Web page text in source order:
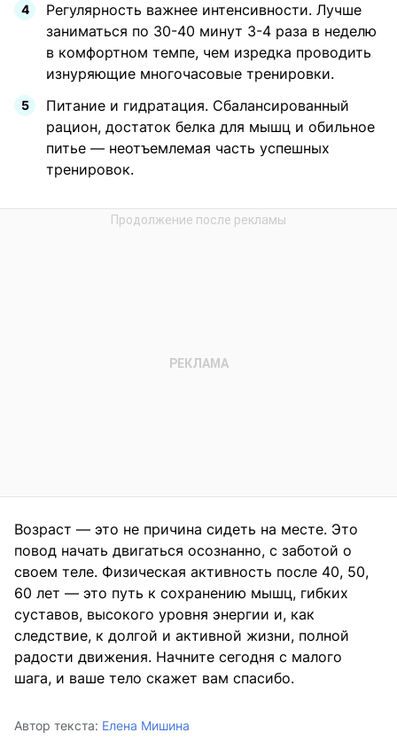
Регулярность важнее интенсивности. Лучше
заниматься по 30-40 минут 3-4 раза в неделю
в комфортном темпе, чем изредка проводить
изнуряющие многочасовые тренировки.
Питание и гидратация. Сбалансированный
рацион, достаток белка для мышц и обильное
питье — неотъемлемая часть успешных
тренировок.
Возраст — это не причина сидеть на месте. Это
повод начать двигаться осознанно, с заботой о
своем теле. Физическая активность после 40, 50,
60 лет — это путь к сохранению мышц, гибких
суставов, высокого уровня энергии и, как
следствие, к долгой и активной жизни, полной
радости движения. Начните сегодня с малого
шага, и ваше тело скажет вам спасибо.
Автор текста: Елена Мишина